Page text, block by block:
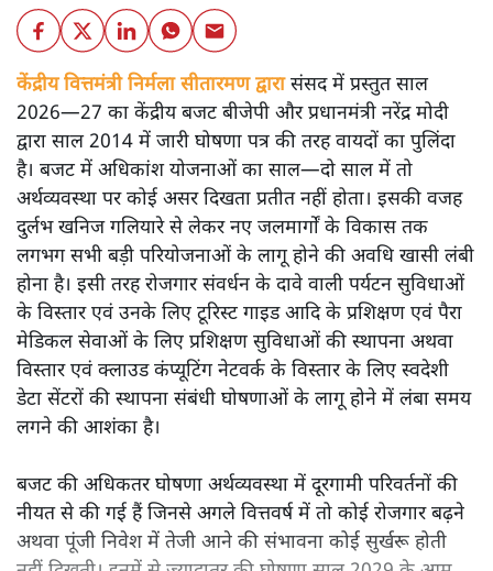
केंद्रीय वित्तमंत्री निर्मला सीतारमण द्वारासंसद में प्रस्तुत साल
2026—27 का केंद्रीय बजट बीजेपी और प्रधानमंत्री नरेंद्र मोदी
द्वारा साल 2014 में जारी घोषणा पत्र की तरह वायदों का पुलिंदा
है। बजट में अधिकांश योजनाओं का साल—दो साल में तो
अर्थव्यवस्था पर कोई असर दिखता प्रतीत नहीं होता। इसकी वजह
दुर्लभ खनिज गलियारे से लेकर नए जलमार्गों के विकास तक
लगभग सभी बड़ी परियोजनाओं के लागू होने की अवधि खासी लंबी
होना है। इसी तरह रोजगार संवर्धन के दावे वाली पर्यटन सुविधाओं
के विस्तार एवं उनके लिए टूरिस्ट गाइड आदि के प्रशिक्षण एवं पैरा
मेडिकल सेवाओं के लिए प्रशिक्षण सुविधाओं की स्थापना अथवा
विस्तार एवं क्लाउड कंप्यूटिंग नेटवर्क के विस्तार के लिए स्वदेशी
डेटा सेंटरों की स्थापना संबंधी घोषणाओं के लागू होने में लंबा समय
लगने की आशंका है।
बजट की अधिकतर घोषणा अर्थव्यवस्था में दूरगामी परिवर्तनों की
नीयत से की गई हैं जिनसे अगले वित्तवर्ष में तो कोई रोजगार बढ़ने
अथवा पूंजी निवेश में तेजी आने की संभावना कोई सुर्खरू होती